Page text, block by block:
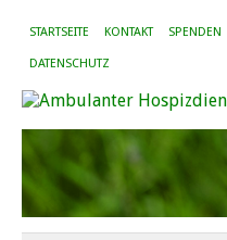
STARTSEITE KONTAKT SPENDEN
DATENSCHUTZ